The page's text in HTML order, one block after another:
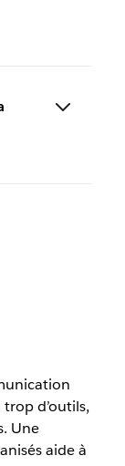
d’outils,
Une
aide à